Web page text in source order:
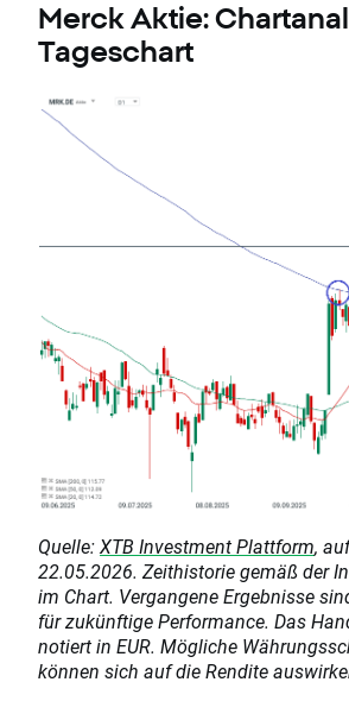
Merck Aktie:
Tageschart
Quelle:XTB Investment Plattform,
22.05.2026. Zeithistorie gemäß der
im Chart. Vergangene Ergebnisse
für zukünftige Performance. Das
notiert in EUR. Mögliche
können sich auf die Rendite